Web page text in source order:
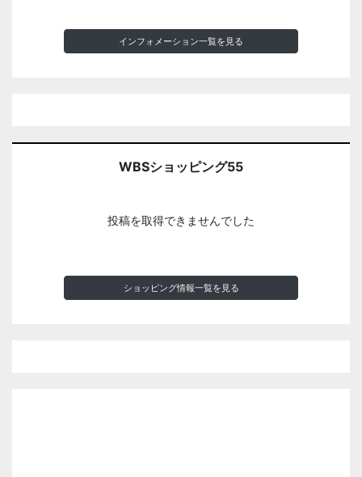
インフォメーション一覧を見る
WBSショッピング55
投稿を取得できませんでした
ショッピング情報一覧を見る